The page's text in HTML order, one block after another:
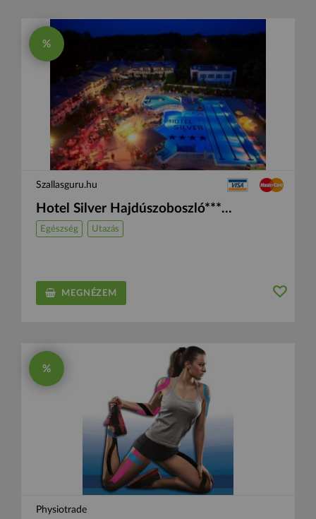
%
Szallasguru.hu
Hotel Silver Hajdúszoboszló***...
Egészség Utazás
MEGNÉZEM
%
Physiotrade